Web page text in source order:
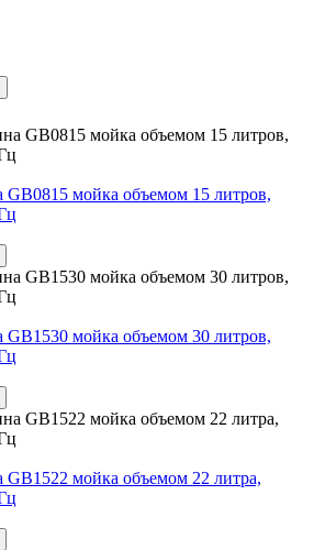
GB0815 мойка объемом 15 литров,
GB1530 мойка объемом 30 литров,
GB1522 мойка объемом 22 литра,